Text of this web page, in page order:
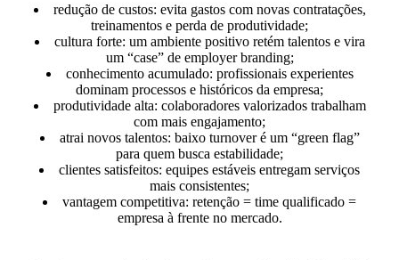
redução de custos: evita gastos com novas contratações,
treinamentos e perda de produtividade;
cultura forte: um ambiente positivo retém talentos e vira
um “case” de employer branding;
conhecimento acumulado: profissionais experientes
dominam processos e históricos da empresa;
produtividade alta: colaboradores valorizados trabalham
com mais engajamento;
atrai novos talentos: baixo turnover é um “green flag”
para quem busca estabilidade;
clientes satisfeitos: equipes estáveis entregam serviços
mais consistentes;
vantagem competitiva: retenção = time qualificado =
empresa à frente no mercado.